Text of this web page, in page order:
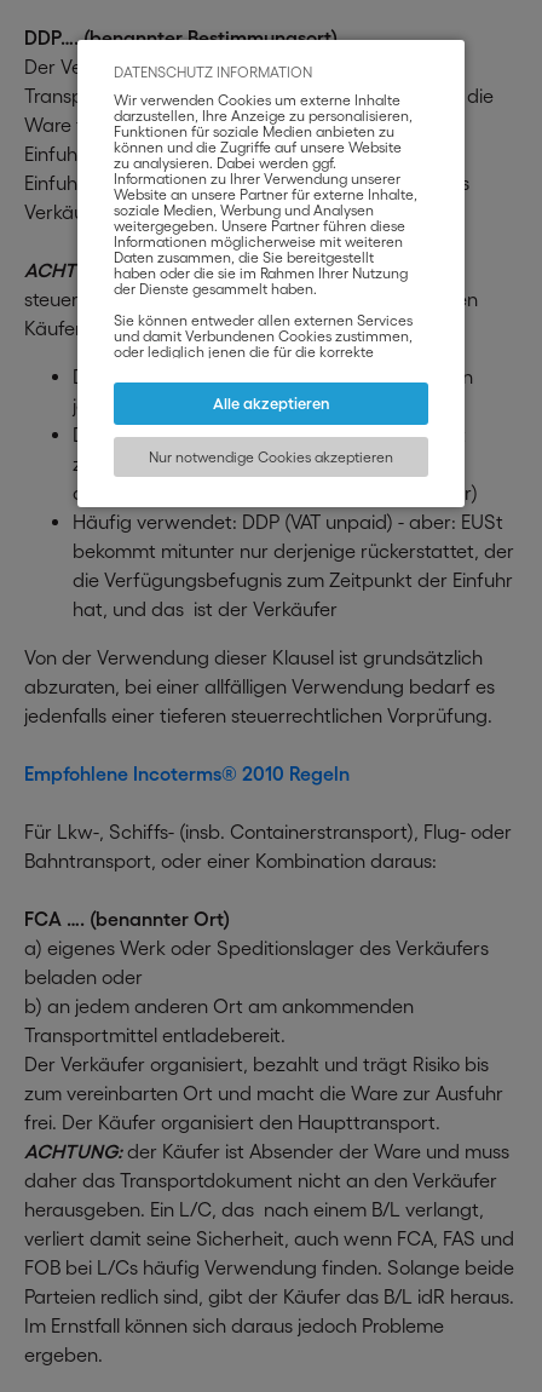
DATENSCHUTZ INFORMATION
Wir verwenden Cookies um externe Inhalte
darzustellen, Ihre Anzeige zu personalisieren,
Funktionen für soziale Medien anbieten zu
können und die Zugriffe auf unsere Website
zu analysieren. Dabei werden ggf.
Informationen zu Ihrer Verwendung unserer
Website an unsere Partner für externe Inhalte,
soziale Medien, Werbung und Analysen
weitergegeben. Unsere Partner führen diese
Informationen möglicherweise mit weiteren
Daten zusammen, die Sie bereitgestellt
haben oder die sie im Rahmen Ihrer Nutzung
der Dienste gesammelt haben.
Sie können entweder allen externen Services
und damit Verbundenen Cookies zustimmen,
oder lediglich jenen die für die korrekte
notwendig sind. Beachten Sie, dass bei der
Wahl der zweiten Möglichkeit ggf. nicht alle
Inhalte angezeigt werden können.
Alle akzeptieren
Nur notwendige Cookies akzeptieren
DDP…. (benannter Bestimmungsort)
Der Verkäufer organisiert, bezahlt und trägt das
Transportrisiko bis zum vereinbarten Ort und muss die
Ware für die Ausfuhr freimachen.
Einfuhrformalitäten und -abgaben (wie Zölle,
Einfuhrumsatzsteuer etc.) sind ebenfalls Sache des
Verkäufers.
ACHTUNG:daraus ergeben sich zahlreiche
steuerrechtliche Probleme, und zwar sowohl für den
Käufer als auch für den Verkäufer:
DDP wird von nationalen Zollbehörden nicht in
jedem Land akzeptiert
Die Möglichkeiten für den Verkäufer, die EUSt
zurückzuerhalten sind oft eingeschränkt (zB
aufgrund Mindesthöhe oder Verfahrensdauer)
Häufig verwendet: DDP (VAT unpaid) - aber: EUSt
bekommt mitunter nur derjenige rückerstattet, der
die Verfügungsbefugnis zum Zeitpunkt der Einfuhr
hat, und das ist der Verkäufer
Von der Verwendung dieser Klausel ist grundsätzlich
abzuraten, bei einer allfälligen Verwendung bedarf es
jedenfalls einer tieferen steuerrechtlichen Vorprüfung.
Empfohlene Incoterms® 2010 Regeln
Für Lkw-, Schiffs- (insb. Containerstransport), Flug- oder
Bahntransport, oder einer Kombination daraus:
FCA …. (benannter Ort)
a) eigenes Werk oder Speditionslager des Verkäufers
beladen oder
b) an jedem anderen Ort am ankommenden
Transportmittel entladebereit.
Der Verkäufer organisiert, bezahlt und trägt Risiko bis
zum vereinbarten Ort und macht die Ware zur Ausfuhr
frei. Der Käufer organisiert den Haupttransport.
ACHTUNG:der Käufer ist Absender der Ware und muss
daher das Transportdokument nicht an den Verkäufer
herausgeben. Ein L/C, das nach einem B/L verlangt,
verliert damit seine Sicherheit, auch wenn FCA, FAS und
FOB bei L/Cs häufig Verwendung finden. Solange beide
Parteien redlich sind, gibt der Käufer das B/L idR heraus.
Im Ernstfall können sich daraus jedoch Probleme
ergeben.